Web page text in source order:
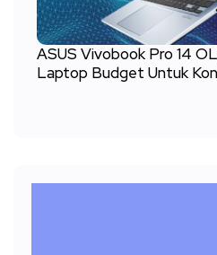
ASUS Vivobook Pro 14
Laptop Budget Untuk